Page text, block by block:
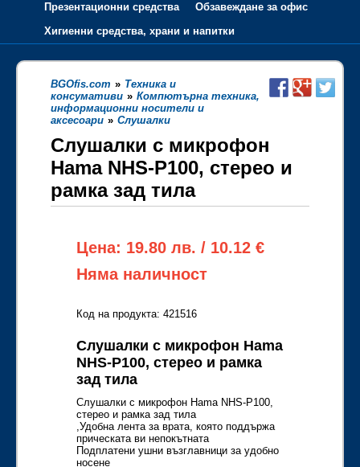
Презентационни средства
Обзавеждане за офис
Хигиенни средства, храни и напитки
BGOfis.com » Техника и
консумативи » Компютърна техника,
информационни носители и
аксесоари » Слушалки
Слушалки с микрофон
Hama NHS-P100, стерео и
рамка зад тила
Цена: 19.80 лв. / 10.12 €
Няма наличност
Код на продукта: 421516
Слушалки с микрофон Hama
NHS-P100, стерео и рамка
зад тила
Слушалки с микрофон Hama NHS-P100,
стерео и рамка зад тила
,Удобна лента за врата, която поддържа
прическата ви непокътната
Подплатени ушни възглавници за удобно
носене